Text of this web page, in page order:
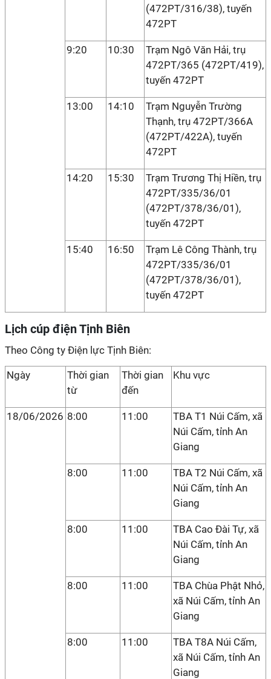
(472PT/316/38), tuyến
472PT
9:20 10:30
Trạm Ngô Văn Hải, trụ
472PT/365 (472PT/419),
tuyến 472PT
13:00 14:10
Trạm Nguyễn Trường
Thạnh, trụ 472PT/366A
(472PT/422A), tuyến
472PT
14:20 15:30
Trạm Trương Thị Hiền, trụ
472PT/335/36/01
(472PT/378/36/01),
tuyến 472PT
15:40 16:50
Trạm Lê Công Thành, trụ
472PT/335/36/01
(472PT/378/36/01),
tuyến 472PT
Lịch cúp điện Tịnh Biên
Theo Công ty Điện lực Tịnh Biên:
Ngày
Thời gian
từ
Thời gian
đến
Khu vực
18/06/2026 8:00 11:00
TBA T1 Núi Cấm, xã
Núi Cấm, tỉnh An
Giang
8:00 11:00
TBA T2 Núi Cấm, xã
Núi Cấm, tỉnh An
Giang
8:00 11:00
TBA Cao Đài Tự, xã
Núi Cấm, tỉnh An
Giang
8:00 11:00
TBA Chùa Phật Nhỏ,
xã Núi Cấm, tỉnh An
Giang
8:00 11:00
TBA T8A Núi Cấm,
xã Núi Cấm, tỉnh An
Giang